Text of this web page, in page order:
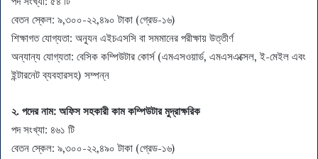
বেতন স্কেল: ৯,৩০০-২২,৪৯০ টাকা (গ্রেড-১৬)
শিক্ষাগত যোগ্যতা: অন্যূন এইচএসসি বা সমমানের পরীক্ষায় উত্তীর্ণ
অন্যান্য যোগ্যতা: বেসিক কম্পিউটার কোর্স (এমএসওয়ার্ড, এমএসএক্সেল, ই-মেইল এবং
ইন্টারনেট ব্যবহারসহ) সম্পন্ন
২. পদের নাম: অফিস সহকারী কাম কম্পিউটার মুদ্রাক্ষরিক
পদ সংখ্যা: ৪৬১ টি
বেতন স্কেল: ৯,৩০০-২২,৪৯০ টাকা (গ্রেড-১৬)